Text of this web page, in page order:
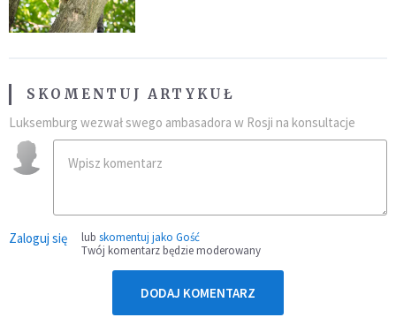
SKOMENTUJ ARTYKUŁ
Luksemburg wezwał swego ambasadora w Rosji na konsultacje
Zaloguj się lub skomentuj jako Gość
Twój komentarz będzie moderowany
DODAJ KOMENTARZ